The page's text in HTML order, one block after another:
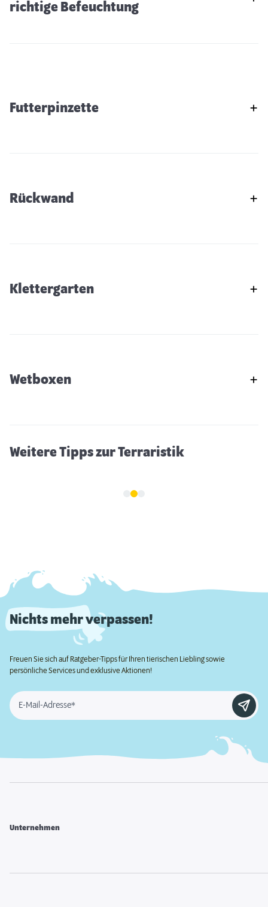
richtige Befeuchtung
Futterpinzette
Rückwand
Klettergarten
Wetboxen
Weitere Tipps zur Terraristik
Die Ernährung von Reptilien
Nichts mehr verpassen!
Freuen Sie sich auf Ratgeber-Tipps für Ihren tierischen Liebling sowie
persönliche Services und exklusive Aktionen!
E-Mail-Adresse*
Unternehmen